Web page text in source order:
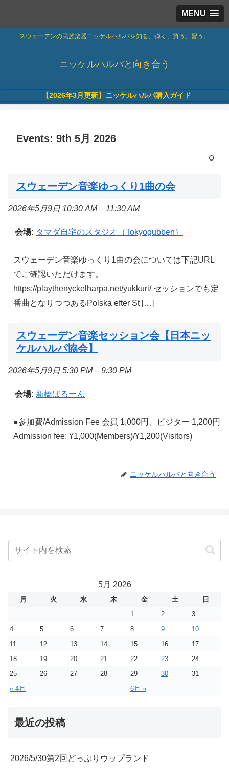
MENU
スウェーデンの民族楽器ニッケルハルパを知る、弾く、買う、習う。
ニッケルハルパと向き合う
【2026年3月更新】ニッケルハルパ購入ガイド
Events: 9th 5月 2026
スウェーデン音楽ゆっくり1曲の会
2026年5月9日 10:30 AM– 11:30 AM
会場: タマダ自宅のスタジオ（Tokyogubben）
スウェーデン音楽ゆっくり1曲の会については下記URL
でご確認いただけます。
https://playthenyckelharpa.net/yukkuri/ セッションでも定
番曲となりつつあるPolska efter St […]
スウェーデン音楽セッション会【日本ニッ
ケルハルパ協会】
2026年5月9日 5:30 PM– 9:30 PM
会場: 新橋ばるーん
●参加費/Admission Fee 会員 1,000円、ビジター 1,200円
Admission fee: ¥1,000(Members)/¥1,200(Visitors)
ニッケルハルパと向き合う
5月 2026
月 火 水 木 金 土
日
1
2
3
4
5 6 7 8 9
10
11
12 13 14 15 16
17
18
19 20 21 22 23
24
25
26 27 28 29 30
31
« 4月
6月 »
最近の投稿
2026/5/30第2回どっぷりウップランド